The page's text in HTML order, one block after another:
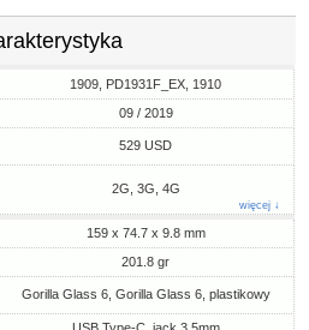
1909, PD1931F_EX, 1910
09 / 2019
529 USD
2G, 3G, 4G
więcej ↓
159 x 74.7 x 9.8 mm
201.8 gr
Gorilla Glass 6, Gorilla Glass 6, plastikowy